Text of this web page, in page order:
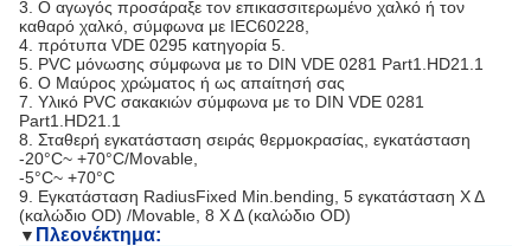
3. Ο αγωγός προσάραξε τον επικασσιτερωμένο χαλκό ή τον
καθαρό χαλκό, σύμφωνα με IEC60228,
4. πρότυπα VDE 0295 κατηγορία 5.
5. PVC μόνωσης σύμφωνα με το DIN VDE 0281 Part1.HD21.1
6. Ο Μαύρος χρώματος ή ως απαίτησή σας
7. Υλικό PVC σακακιών σύμφωνα με το DIN VDE 0281
Part1.HD21.1
8. Σταθερή εγκατάσταση σειράς θερμοκρασίας, εγκατάσταση
-20°C~ +70°C/Movable,
-5°C~ +70°C
9. Εγκατάσταση RadiusFixed Min.bending, 5 εγκατάσταση Χ Δ
(καλώδιο OD) /Movable, 8 Χ Δ (καλώδιο OD)
▼ Πλεονέκτημα: